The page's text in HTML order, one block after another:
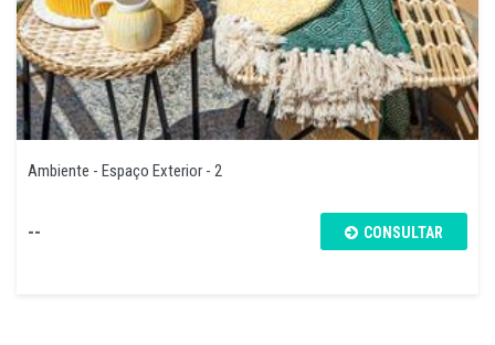
Ambiente - Espaço Exterior - 2
-- CONSULTAR